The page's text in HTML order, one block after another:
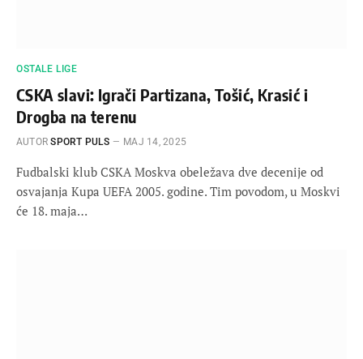
OSTALE LIGE
CSKA slavi: Igrači Partizana, Tošić, Krasić i
Drogba na terenu
AUTOR SPORT PULS МАЈ 14, 2025
Fudbalski klub CSKA Moskva obeležava dve decenije od
osvajanja Kupa UEFA 2005. godine. Tim povodom, u Moskvi
će 18. maja…